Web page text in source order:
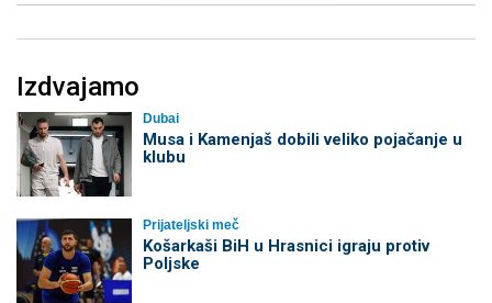
Izdvajamo
Dubai
Musa i Kamenjaš dobili veliko pojačanje u
klubu
Prijateljski meč
Košarkaši BiH u Hrasnici igraju protiv
Poljske